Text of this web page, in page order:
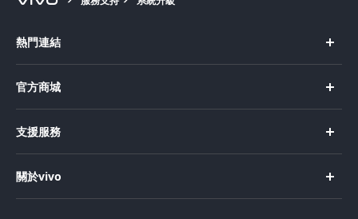
熱門連結
X200 Pro
X200
X200 FE
V50 Lite 5G
官方商城
購買手機
購買配件
支援服務
服務中心
關於vivo